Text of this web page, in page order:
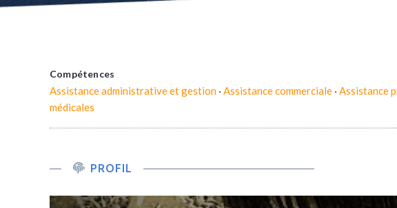
Compétences
Assistance administrative et gestion · Assistance commerciale · Assistance
médicales
PROFIL